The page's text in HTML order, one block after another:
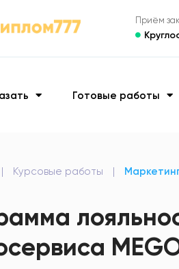
Приём
Готовые работы
| Курсовые работы |